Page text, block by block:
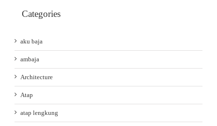
Categories
aku baja
ambaja
Architecture
Atap
atap lengkung